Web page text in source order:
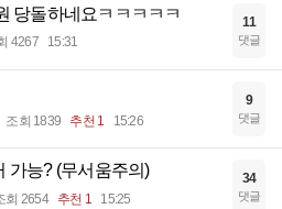
당돌하네요ㅋㅋㅋㅋㅋ
4267 15:31
11
댓글
조회 1839 추천 1 15:26
9
댓글
가능? (무서움주의)
회 2654 추천 1 15:25
34
댓글